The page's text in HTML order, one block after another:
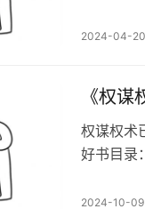
于职场生
2024-04-20
《权
权谋权术
好书目录
认知当然
2024-10-09